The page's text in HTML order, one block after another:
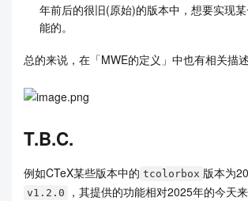
年前后的很旧(原始)的版本中，想要实现
能的。
总的来说，在「MWE的定义」中也有相关描述
T.B.C.
例如CTeX某些版本中的 tcolorbox 版本为
v1.2.0
，其提供的功能相对2025年的今天